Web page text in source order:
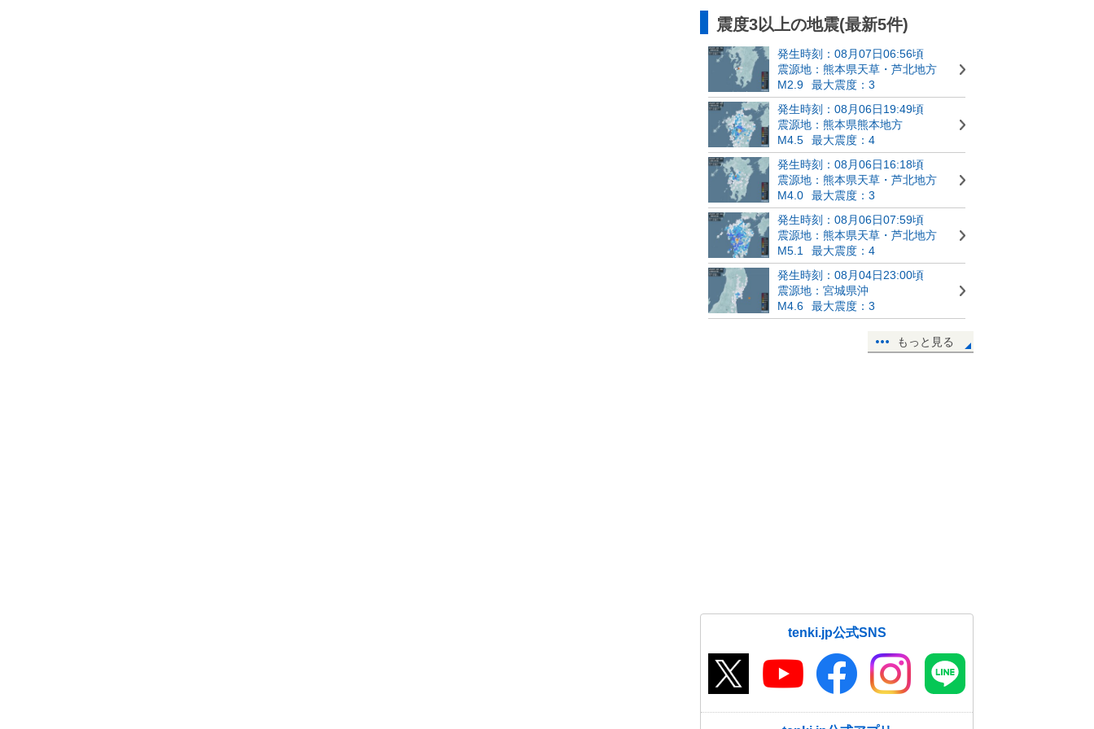
震度3以上の地震(最新5件)
発生時刻：08月07日06:56頃
震源地：熊本県天草・芦北地方
M2.9
最大震度：3
発生時刻：08月06日19:49頃
震源地：熊本県熊本地方
M4.5
最大震度：4
発生時刻：08月06日16:18頃
震源地：熊本県天草・芦北地方
M4.0
最大震度：3
発生時刻：08月06日07:59頃
震源地：熊本県天草・芦北地方
M5.1
最大震度：4
発生時刻：08月04日23:00頃
震源地：宮城県沖
M4.6
最大震度：3
もっと見る
tenki.jp公式SNS